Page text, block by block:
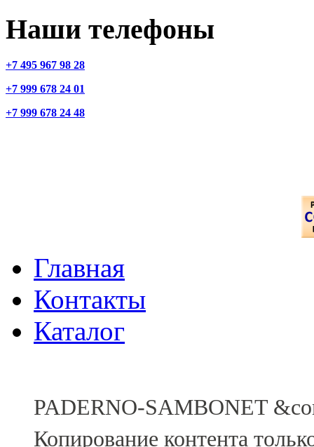
Наши телефоны
+7 495 967 98 28
+7 999 678 24 01
+7 999 678 24 48
Главная
Контакты
Каталог
PADERNO-SAMBONET
Копирование контента